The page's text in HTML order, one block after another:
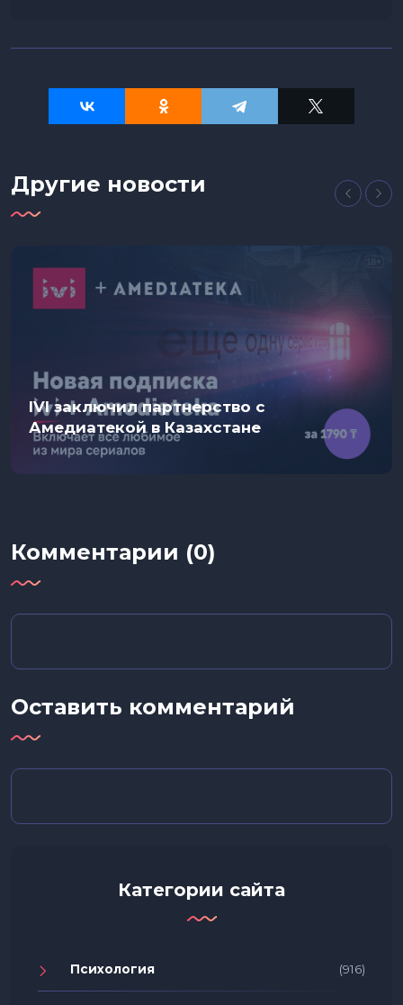
Другие новости
IVI заключил партнерство с
Амедиатекой в Казахстане
Комментарии (0)
Оставить комментарий
Категории сайта
Психология (916)